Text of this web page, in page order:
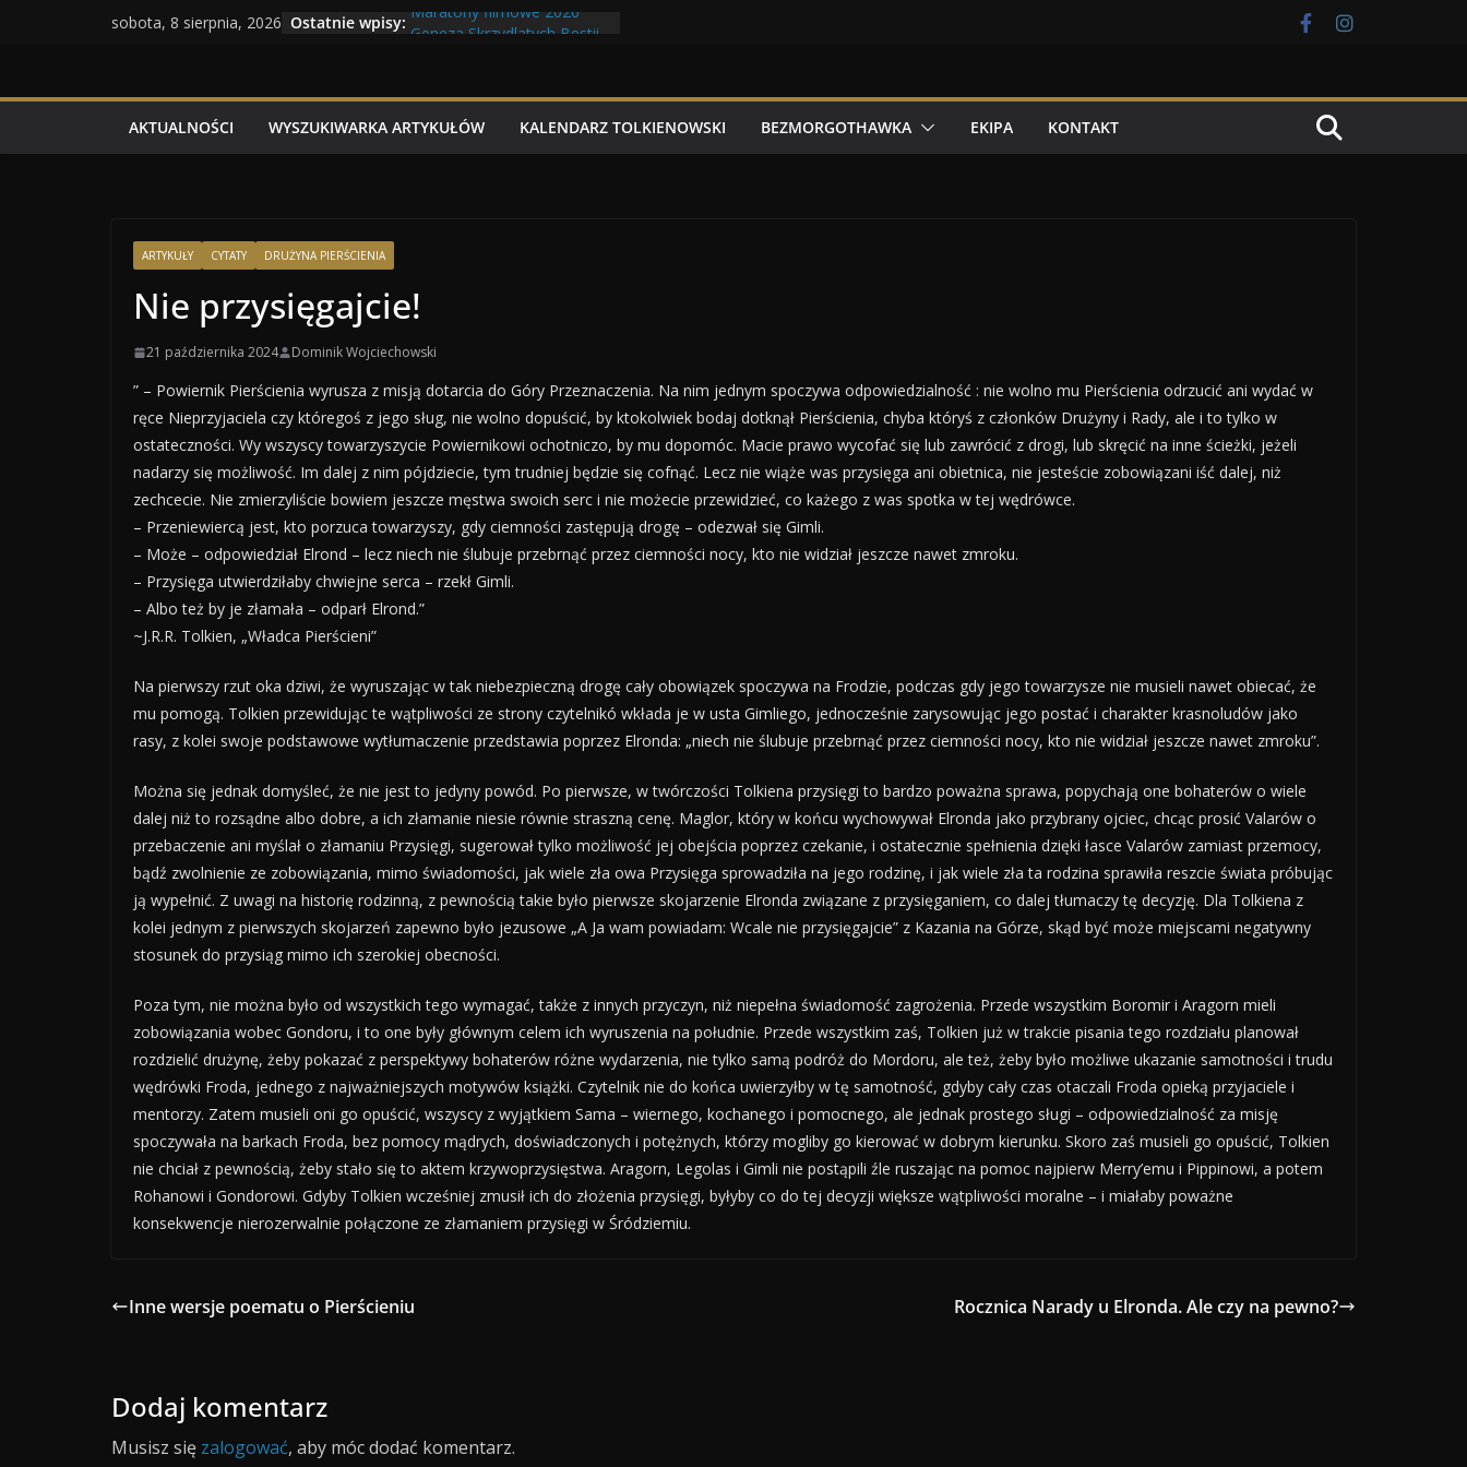
sobota, 8 sierpnia, 2026 Ostatnie wpisy: Maratony filmowe 2026
Geneza Skrzydlatych Bestii
Dzień dobry Tolk Folku!
AKTUALNOŚCI
WYSZUKIWARKA ARTYKUŁÓW KALENDARZ TOLKIENOWSKI BEZMORGOTHAWKA EKIPA KONTAKT
ARTYKUŁY CYTATY DRUŻYNA PIERŚCIENIA
Nie przysięgajcie!
21 października 2024 Dominik Wojciechowski
” – Powiernik Pierścienia wyrusza z misją dotarcia do Góry Przeznaczenia. Na nim jednym spoczywa odpowiedzialność : nie wolno mu Pierścienia odrzucić ani wydać w
ręce Nieprzyjaciela czy któregoś z jego sług, nie wolno dopuścić, by ktokolwiek bodaj dotknął Pierścienia, chyba któryś z członków Drużyny i Rady, ale i to tylko w
ostateczności. Wy wszyscy towarzyszycie Powiernikowi ochotniczo, by mu dopomóc. Macie prawo wycofać się lub zawrócić z drogi, lub skręcić na inne ścieżki, jeżeli
nadarzy się możliwość. Im dalej z nim pójdziecie, tym trudniej będzie się cofnąć. Lecz nie wiąże was przysięga ani obietnica, nie jesteście zobowiązani iść dalej, niż
zechcecie. Nie zmierzyliście bowiem jeszcze męstwa swoich serc i nie możecie przewidzieć, co każego z was spotka w tej wędrówce.
– Przeniewiercą jest, kto porzuca towarzyszy, gdy ciemności zastępują drogę – odezwał się Gimli.
– Może – odpowiedział Elrond – lecz niech nie ślubuje przebrnąć przez ciemności nocy, kto nie widział jeszcze nawet zmroku.
– Przysięga utwierdziłaby chwiejne serca – rzekł Gimli.
– Albo też by je złamała – odparł Elrond.”
~J.R.R. Tolkien, „Władca Pierścieni”
Na pierwszy rzut oka dziwi, że wyruszając w tak niebezpieczną drogę cały obowiązek spoczywa na Frodzie, podczas gdy jego towarzysze nie musieli nawet obiecać, że
mu pomogą. Tolkien przewidując te wątpliwości ze strony czytelnikó wkłada je w usta Gimliego, jednocześnie zarysowując jego postać i charakter krasnoludów jako
rasy, z kolei swoje podstawowe wytłumaczenie przedstawia poprzez Elronda: „niech nie ślubuje przebrnąć przez ciemności nocy, kto nie widział jeszcze nawet zmroku”.
Można się jednak domyśleć, że nie jest to jedyny powód. Po pierwsze, w twórczości Tolkiena przysięgi to bardzo poważna sprawa, popychają one bohaterów o wiele
dalej niż to rozsądne albo dobre, a ich złamanie niesie równie straszną cenę. Maglor, który w końcu wychowywał Elronda jako przybrany ojciec, chcąc prosić Valarów o
przebaczenie ani myślał o złamaniu Przysięgi, sugerował tylko możliwość jej obejścia poprzez czekanie, i ostatecznie spełnienia dzięki łasce Valarów zamiast przemocy,
bądź zwolnienie ze zobowiązania, mimo świadomości, jak wiele zła owa Przysięga sprowadziła na jego rodzinę, i jak wiele zła ta rodzina sprawiła reszcie świata próbując
ją wypełnić. Z uwagi na historię rodzinną, z pewnością takie było pierwsze skojarzenie Elronda związane z przysięganiem, co dalej tłumaczy tę decyzję. Dla Tolkiena z
kolei jednym z pierwszych skojarzeń zapewno było jezusowe „A Ja wam powiadam: Wcale nie przysięgajcie” z Kazania na Górze, skąd być może miejscami negatywny
stosunek do przysiąg mimo ich szerokiej obecności.
Poza tym, nie można było od wszystkich tego wymagać, także z innych przyczyn, niż niepełna świadomość zagrożenia. Przede wszystkim Boromir i Aragorn mieli
zobowiązania wobec Gondoru, i to one były głównym celem ich wyruszenia na południe. Przede wszystkim zaś, Tolkien już w trakcie pisania tego rozdziału planował
rozdzielić drużynę, żeby pokazać z perspektywy bohaterów różne wydarzenia, nie tylko samą podróż do Mordoru, ale też, żeby było możliwe ukazanie samotności i trudu
wędrówki Froda, jednego z najważniejszych motywów książki. Czytelnik nie do końca uwierzyłby w tę samotność, gdyby cały czas otaczali Froda opieką przyjaciele i
mentorzy. Zatem musieli oni go opuścić, wszyscy z wyjątkiem Sama – wiernego, kochanego i pomocnego, ale jednak prostego sługi – odpowiedzialność za misję
spoczywała na barkach Froda, bez pomocy mądrych, doświadczonych i potężnych, którzy mogliby go kierować w dobrym kierunku. Skoro zaś musieli go opuścić, Tolkien
nie chciał z pewnością, żeby stało się to aktem krzywoprzysięstwa. Aragorn, Legolas i Gimli nie postąpili źle ruszając na pomoc najpierw Merry’emu i Pippinowi, a potem
Rohanowi i Gondorowi. Gdyby Tolkien wcześniej zmusił ich do złożenia przysięgi, byłyby co do tej decyzji większe wątpliwości moralne – i miałaby poważne
konsekwencje nierozerwalnie połączone ze złamaniem przysięgi w Śródziemiu.
Inne wersje poematu o Pierścieniu Rocznica Narady u Elronda. Ale czy na pewno?
Dodaj komentarz
Musisz się zalogować, aby móc dodać komentarz.